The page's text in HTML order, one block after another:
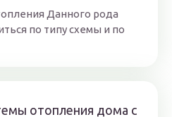
Данного рода
по типу схемы и по
отопления дома с